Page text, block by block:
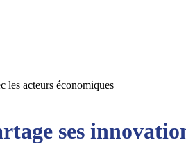
les acteurs économiques
ses